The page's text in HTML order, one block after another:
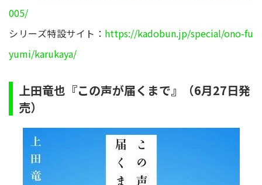
005/
シリーズ特設サイト： https://kadobun.jp/special/ono-fu
yumi/karukaya/
上田竜也『この声が届くまで』（6月27日発
売）